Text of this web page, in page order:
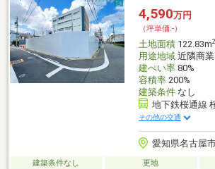
102.99㎡）総額約6420万円（税込）
4,590万円
（坪単価:-）
土地面積122.83m2
用途地域近隣商業
建ぺい率80%
容積率200%
建築条件なし
地下鉄桜通線
その他の交通
愛知県名古屋
建築条件なし 更地